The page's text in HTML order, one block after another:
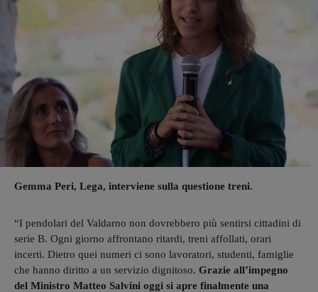
Gemma Peri, Lega, interviene sulla questione treni.
“I pendolari del Valdarno non dovrebbero più sentirsi cittadini di
serie B. Ogni giorno affrontano ritardi, treni affollati, orari
incerti. Dietro quei numeri ci sono lavoratori, studenti, famiglie
che hanno diritto a un servizio dignitoso. Grazie all’impegno
del Ministro Matteo Salvini oggi si apre finalmente una